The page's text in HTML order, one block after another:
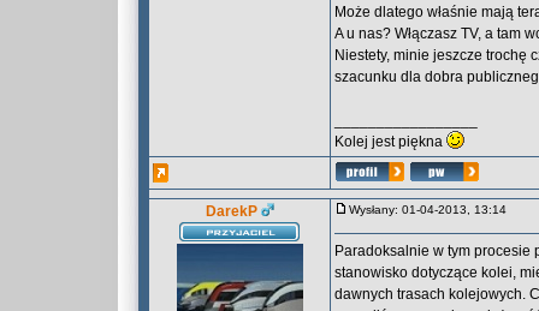
Może dlatego właśnie mają
A u nas? Włączasz TV, a tam
Niestety, minie jeszcze trochę
szacunku dla dobra
Kolej jest piękna
DarekP Wysłany: 01-04-2013, 13:14
Paradoksalnie w tym procesie
stanowisko dotyczące kolei,
dawnych trasach kolejowych.